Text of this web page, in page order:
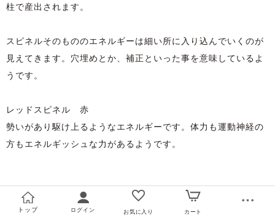
柱で産出されます。
スピネルそのもののエネルギーは細い所に入り込んでいくのが
見えてきます。穴埋めとか、補正といった事を意味しているよ
うです。
レッドスピネル 赤
勢いがあり駆け上るようなエネルギーです。体力も運動神経の
方もエネルギッシュな力があるようです。
トップ ログイン お気に入り カート